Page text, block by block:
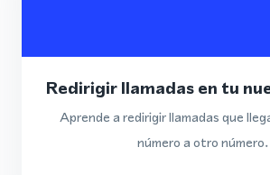
Redirigir llamadas en tu
Aprende a redirigir llamadas que
número a otro número.